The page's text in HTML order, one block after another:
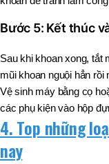
Bước 5: Kết thúc
Sau khi khoan xong, tắt
mũi khoan nguội hẳn rồi
Vệ sinh máy bằng cọ
các phụ kiện vào hộp
4. Top những
nay